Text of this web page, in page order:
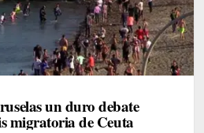
un duro debate
migratoria de Ceuta